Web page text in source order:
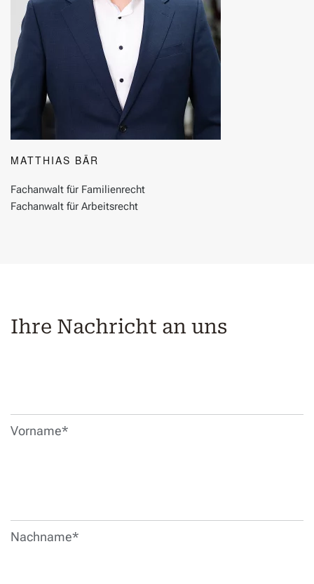
MATTHIAS BÄR
Fachanwalt für Familienrecht
Fachanwalt für Arbeitsrecht
Ihre
Ihre Nachricht an uns
Vorname*
Nachname*